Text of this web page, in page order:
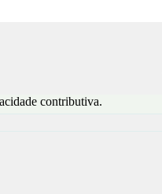
contributiva.